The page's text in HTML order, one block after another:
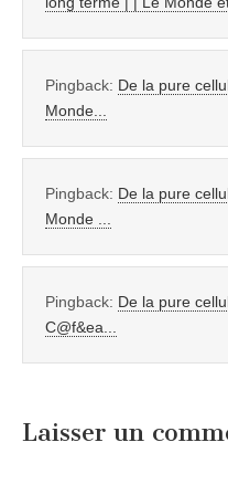
Pingback: De la pure
Monde...
Pingback: De la pure
Monde ...
Pingback: De la pure
C@f&ea...
Laisser un